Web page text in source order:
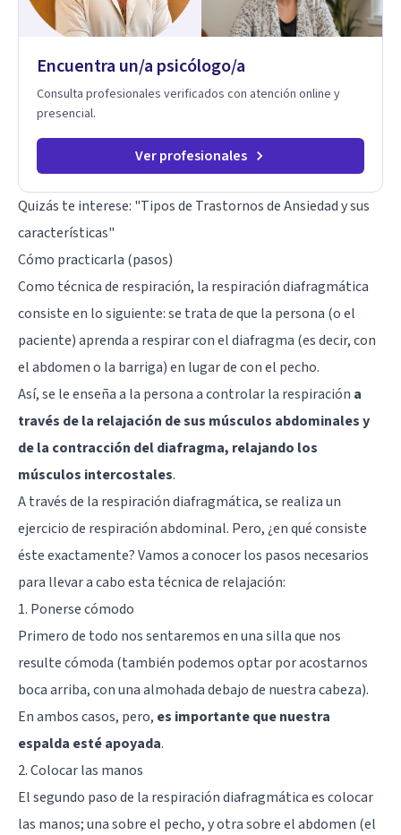
Terapia de exposición Terapia de juego para niños
Tratamiento de Traumas y Trastornos de Estrés
a superar experiencias traumáticas y mejorar tu calidad de
vida. Tratamiento de Adicciones.
Encuentra un/a psicólogo/a
Consulta profesionales verificados con atención online y
presencial.
Ver profesionales
Quizás te interese: "Tipos de Trastornos de Ansiedad y sus
características"
Cómo practicarla (pasos)
Como técnica de respiración, la respiración diafragmática
consiste en lo siguiente: se trata de que la persona (o el
paciente) aprenda a respirar con el diafragma (es decir, con
el abdomen o la barriga) en lugar de con el pecho.
Así, se le enseña a la persona a controlar la respiración a
través de la relajación de sus músculos abdominales y
de la contracción del diafragma, relajando los
músculos intercostales.
A través de la respiración diafragmática, se realiza un
ejercicio de respiración abdominal. Pero, ¿en qué consiste
éste exactamente? Vamos a conocer los pasos necesarios
para llevar a cabo esta técnica de relajación:
1. Ponerse cómodo
Primero de todo nos sentaremos en una silla que nos
resulte cómoda (también podemos optar por acostarnos
boca arriba, con una almohada debajo de nuestra cabeza).
En ambos casos, pero, es importante que nuestra
espalda esté apoyada.
2. Colocar las manos
El segundo paso de la respiración diafragmática es colocar
las manos; una sobre el pecho, y otra sobre el abdomen (el